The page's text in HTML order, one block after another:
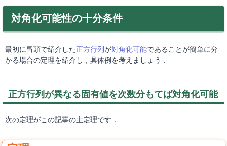
対角化可能性の十分条件
最初に冒頭で紹介した正方行列が対角化可能であることが簡単に分
かる場合の定理を紹介し，具体例を考えましょう．
正方行列が異なる固有値を次数分もてば対角化可能
次の定理がこの記事の主定理です．